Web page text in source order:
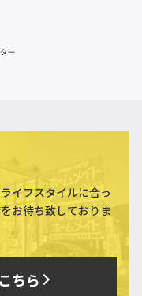
イフスタイルに合っ
お待ち致しておりま
ちら